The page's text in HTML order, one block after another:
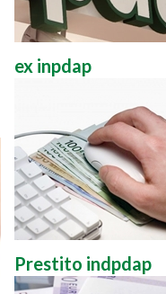
ex inpdap
Prestito indpdap